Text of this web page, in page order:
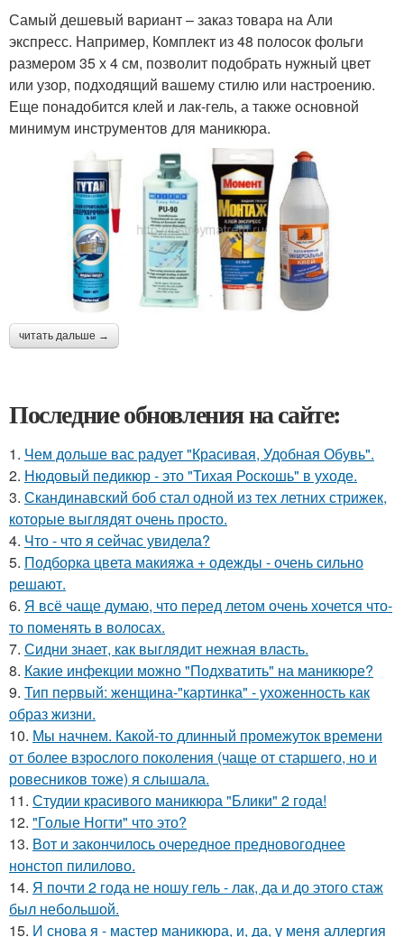
Самый дешевый вариант – заказ товара на Али
экспресс. Например, Комплект из 48 полосок фольги
размером 35 х 4 см, позволит подобрать нужный цвет
или узор, подходящий вашему стилю или настроению.
Еще понадобится клей и лак-гель, а также основной
минимум инструментов для маникюра.
читать дальше →
Последние обновления на сайте:
1. Чем дольше вас радует "Красивая, Удобная Обувь".
2. Нюдовый педикюр - это "Тихая Роскошь" в уходе.
3. Скандинавский боб стал одной из тех летних стрижек,
которые выглядят очень просто.
4. Что - что я сейчас увидела?
5. Подборка цвета макияжа + одежды - очень сильно
решают.
6. Я всё чаще думаю, что перед летом очень хочется что-
то поменять в волосах.
7. Сидни знает, как выглядит нежная власть.
8. Какие инфекции можно "Подхватить" на маникюре?
9. Тип первый: женщина-"картинка" - ухоженность как
образ жизни.
10. Мы начнем. Какой-то длинный промежуток времени
от более взрослого поколения (чаще от старшего, но и
ровесников тоже) я слышала.
11. Студии красивого маникюра "Блики" 2 года!
12. "Голые Ногти" что это?
13. Вот и закончилось очередное предновогоднее
нонстоп пилилово.
14. Я почти 2 года не ношу гель - лак, да и до этого стаж
был небольшой.
15. И снова я - мастер маникюра, и, да, у меня аллергия